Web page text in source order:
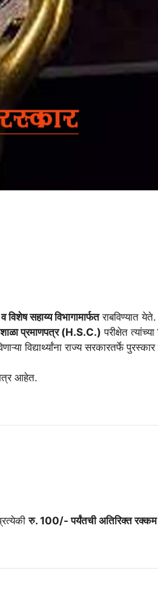
विशेष सहाय्य विभागामार्फतराबविण्यात येते.
प्रमाणपत्र (H.S.C.) परीक्षेत त्यांच्या
विद्यार्थ्यांना राज्य सरकारतर्फे
आहेत.
रु. 100/- पर्यंतची अतिरिक्त रक्कम